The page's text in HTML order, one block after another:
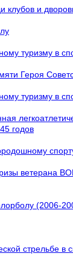
клубов и
туризму в
Героя
туризму в
годов
ветерана
(2006-
стрельбе в